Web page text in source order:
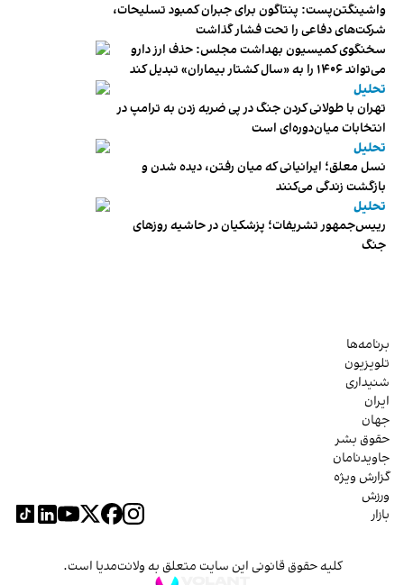
واشینگتن‌پست: پنتاگون برای جبران کمبود تسلیحات،
شرکت‌های دفاعی را تحت فشار گذاشت
سخنگوی کمیسیون بهداشت مجلس: حذف ارز دارو
می‌تواند ۱۴۰۶ را به «سال کشتار بیماران» تبدیل کند
تحلیل
تهران با طولانی کردن جنگ در پی ضربه زدن به ترامپ در
انتخابات میان‌دوره‌ای است
تحلیل
نسل معلق؛ ایرانیانی که میان رفتن، دیده شدن و
بازگشت زندگی می‌کنند
تحلیل
رییس‌جمهور تشریفات؛ پزشکیان در حاشیه روزهای
جنگ
برنامه‌ها
تلویزیون
شنیداری
ایران
جهان
حقوق بشر
جاویدنامان
گزارش ویژه
ورزش
بازار
کلیه حقوق قانونی این سایت متعلق به ولانت‌مدیا است.